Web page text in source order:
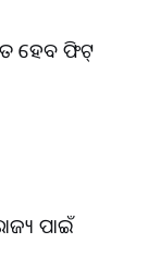
ହେବ ଫିଟ୍
ପାଇଁ